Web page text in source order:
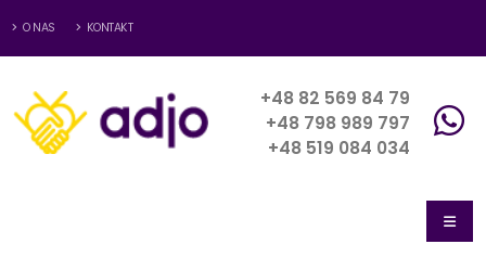
O NAS KONTAKT
+48 82 569 84 79
+48 798 989 797
+48 519 084 034